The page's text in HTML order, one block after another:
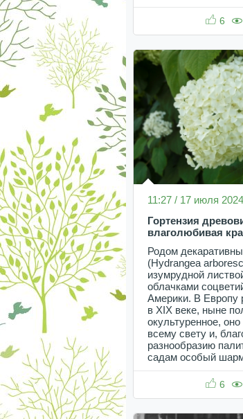
6
11:27 / 17 июля 2024
Гортензия
влаголюбивая
Родом
(Hydrangea
изумрудной
облачками
Америки. В Европу
в XIX веке, ныне
окультуренное,
всему свету и,
разнообразию
садам особый
6